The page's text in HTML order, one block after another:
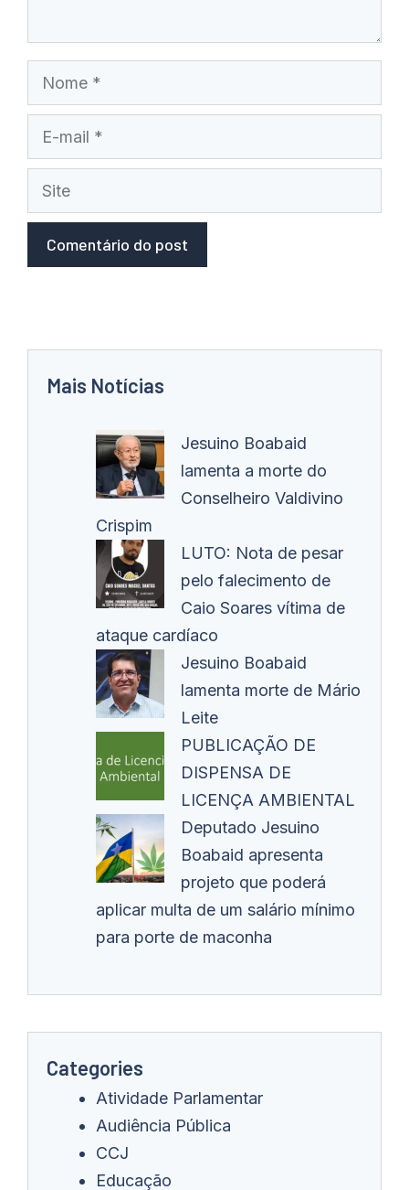
Nome
mail
Site
Mais Notícias
Jesuino Boabaid
lamenta a morte do
Conselheiro Valdivino
Crispim
LUTO: Nota de pesar
pelo falecimento de
Caio Soares vítima de
ataque cardíaco
Jesuino Boabaid
lamenta morte de Mário
Leite
PUBLICAÇÃO DE
DISPENSA DE
LICENÇA AMBIENTAL
Deputado Jesuino
Boabaid apresenta
projeto que poderá
aplicar multa de um salário mínimo
para porte de maconha
Categories
Atividade Parlamentar
Audiência Pública
CCJ
Educação